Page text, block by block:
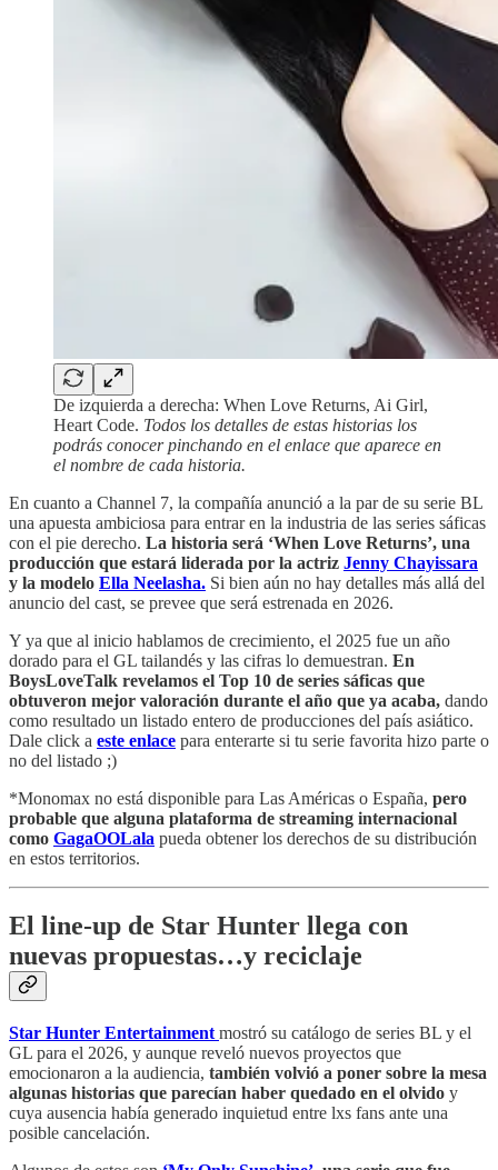
De izquierda a derecha: When Love Returns, Ai Girl,
Heart Code. Todos los detalles de estas historias los
podrás conocer pinchando en el enlace que aparece en
el nombre de cada historia.
En cuanto a Channel 7, la compañía anunció a la par de su serie BL
una apuesta ambiciosa para entrar en la industria de las series sáficas
con el pie derecho. La historia será ‘When Love Returns’, una
producción que estará liderada por la actriz Jenny Chayissara
y la modelo Ella Neelasha. Si bien aún no hay detalles más allá del
anuncio del cast, se prevee que será estrenada en 2026.
Y ya que al inicio hablamos de crecimiento, el 2025 fue un año
dorado para el GL tailandés y las cifras lo demuestran. En
BoysLoveTalk revelamos el Top 10 de series sáficas que
obtuveron mejor valoración durante el año que ya acaba, dando
como resultado un listado entero de producciones del país asiático.
Dale click a este enlace para enterarte si tu serie favorita hizo parte o
no del listado ;)
*Monomax no está disponible para Las Américas o España, pero
probable que alguna plataforma de streaming internacional
como GagaOOLala pueda obtener los derechos de su distribución
en estos territorios.
El line-up de Star Hunter llega con
nuevas propuestas…y reciclaje
Star Hunter Entertainment mostró su catálogo de series BL y el
GL para el 2026, y aunque reveló nuevos proyectos que
emocionaron a la audiencia, también volvió a poner sobre la mesa
algunas historias que parecían haber quedado en el olvido y
cuya ausencia había generado inquietud entre lxs fans ante una
posible cancelación.